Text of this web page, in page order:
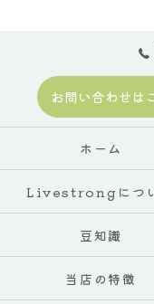
お問い合わせは
ホーム
Livestrongにつ
豆知識
当店の特徴